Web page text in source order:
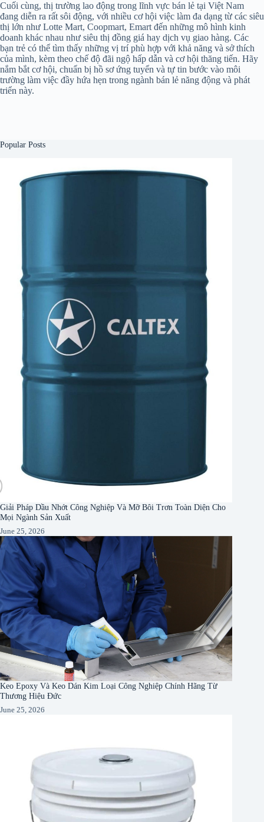
Cuối cùng, thị trường lao động trong lĩnh vực bán lẻ tại Việt Nam
đang diễn ra rất sôi động, với nhiều cơ hội việc làm đa dạng từ các siêu
thị lớn như Lotte Mart, Coopmart, Emart đến những mô hình kinh
doanh khác nhau như siêu thị đồng giá hay dịch vụ giao hàng. Các
bạn trẻ có thể tìm thấy những vị trí phù hợp với khả năng và sở thích
của mình, kèm theo chế độ đãi ngộ hấp dẫn và cơ hội thăng tiến. Hãy
nắm bắt cơ hội, chuẩn bị hồ sơ ứng tuyển và tự tin bước vào môi
trường làm việc đầy hứa hẹn trong ngành bán lẻ năng động và phát
triển này.
Popular Posts
Giải Pháp Dầu Nhớt Công Nghiệp Và Mỡ Bôi Trơn Toàn Diện Cho
Mọi Ngành Sản Xuất
June 25, 2026
Keo Epoxy Và Keo Dán Kim Loại Công Nghiệp Chính Hãng Từ
Thương Hiệu Đức
June 25, 2026